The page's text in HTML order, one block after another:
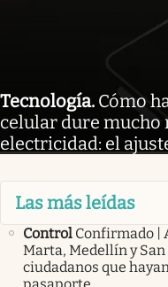
Tecnología. Cómo
celular dure mucho
electricidad: el
Las más leídas
Control Confirmado |
Marta, Medellín y
ciudadanos que